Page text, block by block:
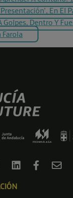
En El
Golpes, Dentro Y
Farola